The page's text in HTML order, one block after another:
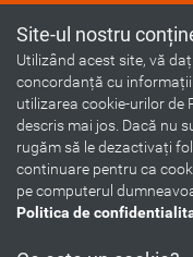
Site-ul nostru
Utilizând acest site, vă
concordanță cu
utilizarea cookie-urilor de
descris mai jos. Dacă nu
rugăm să le dezactivați
continuare pentru ca
pe computerul
Politica de